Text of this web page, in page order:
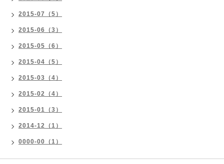
2015-07（5）
2015-06（3）
2015-05（6）
2015-04（5）
2015-03（4）
2015-02（4）
2015-01（3）
2014-12（1）
0000-00（1）